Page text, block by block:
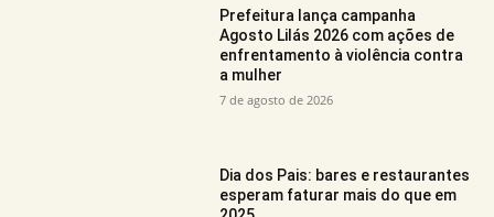
Prefeitura lança campanha
Agosto Lilás 2026 com ações de
enfrentamento à violência contra
a mulher
7 de agosto de 2026
Dia dos Pais: bares e restaurantes
esperam faturar mais do que em